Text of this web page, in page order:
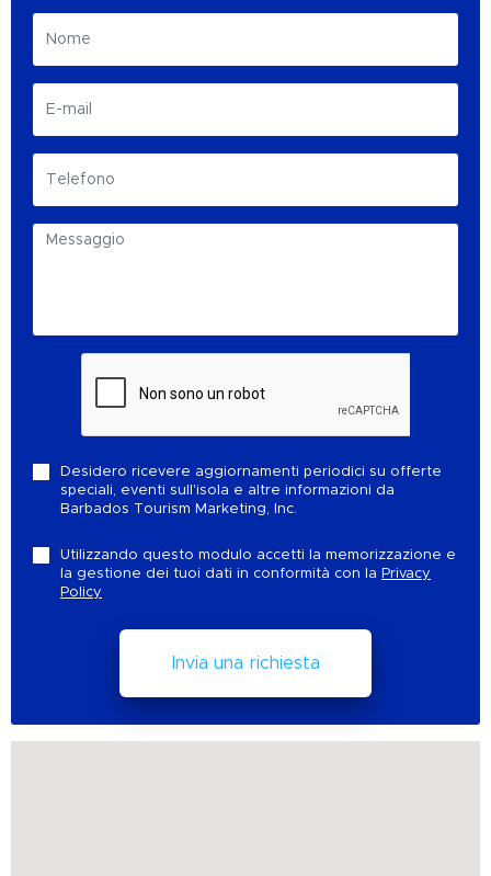
Desidero ricevere aggiornamenti periodici su offerte
speciali, eventi sull'isola e altre informazioni da
Barbados Tourism Marketing, Inc.
Utilizzando questo modulo accetti la memorizzazione e
la gestione dei tuoi dati in conformità con la Privacy
Policy